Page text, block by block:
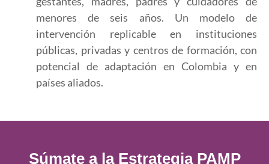
menores de seis años. Un modelo de
intervención replicable en instituciones
públicas, privadas y centros de formación, con
potencial de adaptación en Colombia y en
países aliados.
Súmate a la Estrategia PAMP